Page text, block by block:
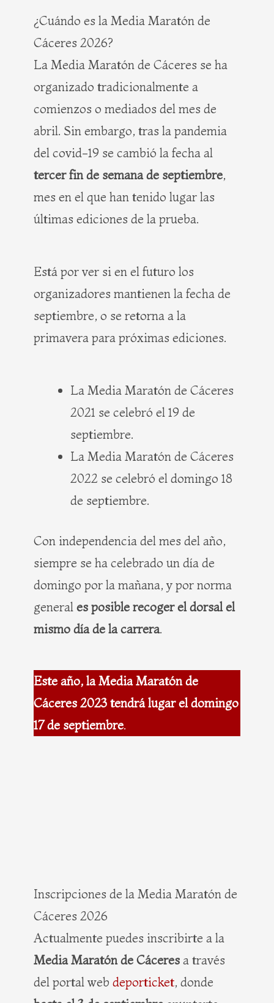
¿Cuándo es la Media Maratón de
Cáceres 2026?
La Media Maratón de Cáceres se ha
organizado tradicionalmente a
comienzos o mediados del mes de
abril. Sin embargo, tras la pandemia
del covid-19 se cambió la fecha al
tercer fin de semana de septiembre,
mes en el que han tenido lugar las
últimas ediciones de la prueba.
Está por ver si en el futuro los
organizadores mantienen la fecha de
septiembre, o se retorna a la
primavera para próximas ediciones.
La Media Maratón de Cáceres
2021 se celebró el 19 de
septiembre.
La Media Maratón de Cáceres
2022 se celebró el domingo 18
de septiembre.
Con independencia del mes del año,
siempre se ha celebrado un día de
domingo por la mañana, y por norma
general es posible recoger el dorsal el
mismo día de la carrera.
Este año, la Media Maratón de
Cáceres 2023 tendrá lugar el domingo
17 de septiembre.
Inscripciones de la Media Maratón de
Cáceres 2026
Actualmente puedes inscribirte a la
Media Maratón de Cáceres a través
del portal web deporticket, donde